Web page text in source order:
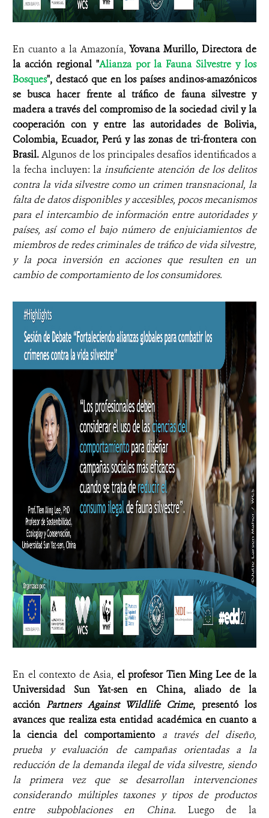
En cuanto a la Amazonía,Yovana Murillo, Directora de
la acción regional "Alianza por la Fauna Silvestre y los
Bosques", destacó que en los países andinos-amazónicos
se busca hacer frente al tráfico de fauna silvestre y
madera a través del compromiso de la sociedad civil y la
cooperación con y entre las autoridades de Bolivia,
Colombia, Ecuador, Perú y las zonas de tri-frontera con
Brasil.Algunos de los principales desafíos identificados a
la fecha incluyen: la insuficiente atención de los delitos
contra la vida silvestre como un crimen transnacional, la
falta de datos disponibles y accesibles, pocos mecanismos
para el intercambio de información entre autoridades y
países, así como el bajo número de enjuiciamientos de
miembros de redes criminales de tráfico de vida silvestre,
y la poca inversión en acciones que resulten en un
cambio de comportamiento de los consumidores.
En el contexto de Asia, el profesor Tien Ming Lee de la
Universidad Sun Yat-sen en China, aliado de la
acciónPartners Against Wildlife Crime, presentó los
avances que realiza esta entidad académica en cuanto a
la ciencia del comportamientoa través del diseño,
prueba y evaluación de campañas orientadas a la
reducción de la demanda ilegal de vida silvestre, siendo
la primera vez que se desarrollan intervenciones
considerando múltiples taxones y tipos de productos
entre subpoblaciones en China. Luego de la